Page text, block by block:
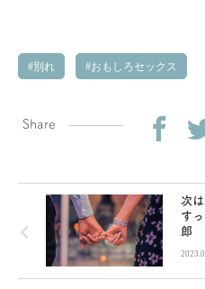
別れ おもしろセックス
Share
次
す
郎